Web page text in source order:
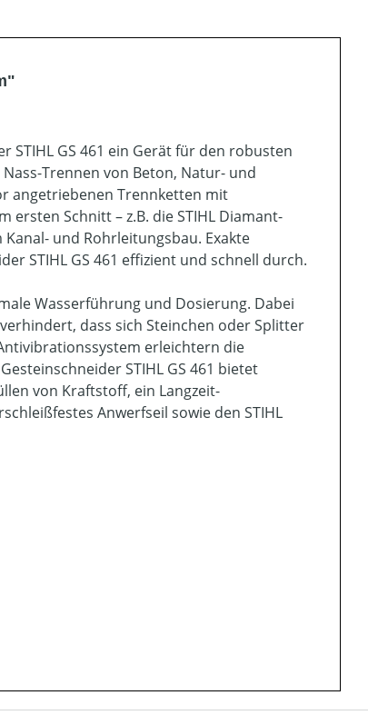
STIHL GS 461 ein Gerät für den robusten
Trennen von Beton, Natur- und
angetriebenen Trennketten mit
Schnitt – z.B. die STIHL Diamant-
und Rohrleitungsbau. Exakte
STIHL GS 461 effizient und schnell durch.
Wasserführung und Dosierung. Dabei
dass sich Steinchen oder Splitter
erleichtern die
STIHL GS 461 bietet
von Kraftstoff, ein Langzeit-
Anwerfseil sowie den STIHL